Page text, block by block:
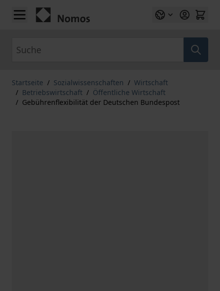
Zum Inhalt springen
Startseite / Sozialwissenschaften / Wirtschaft
/ Betriebswirtschaft / Öffentliche Wirtschaft
/ Gebührenflexibilität der Deutschen Bundespost